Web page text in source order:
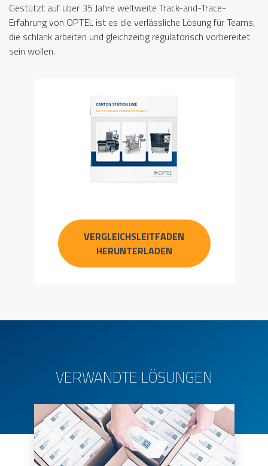
Gestützt auf über 35 Jahre weltweite Track-and-Trace-
Erfahrung von OPTEL ist es die verlässliche Lösung für Teams,
die schlank arbeiten und gleichzeitig regulatorisch vorbereitet
sein wollen.
VERGLEICHSLEITFADEN
HERUNTERLADEN
VERWANDTE LÖSUNGEN